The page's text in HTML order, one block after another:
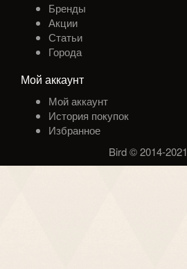
Бренды
Акции
Статьи
Города
Мой аккаунт
Мой аккаунт
История покупок
Избранное
Bird © 2014-2021